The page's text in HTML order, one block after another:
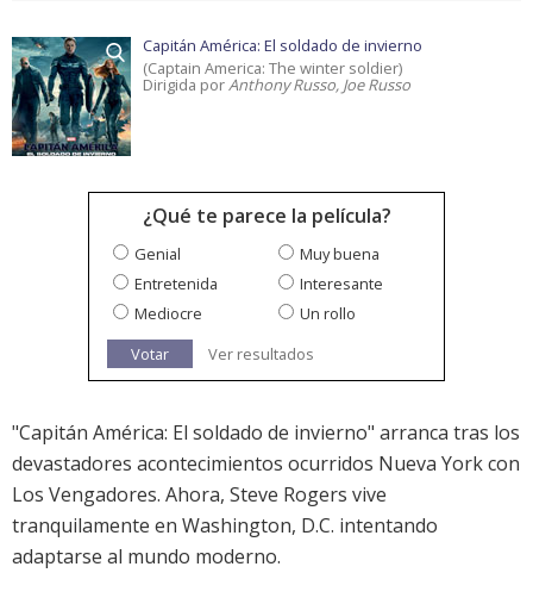
Capitán América: El soldado de invierno
(Captain America: The winter soldier)
Dirigida porAnthony Russo, Joe Russo
¿Qué te parece la película?
Genial
Muy buena
Entretenida
Interesante
Mediocre
Un rollo
Votar
Ver resultados
"Capitán América: El soldado de invierno" arranca tras los
devastadores acontecimientos ocurridos Nueva York con
Los Vengadores. Ahora, Steve Rogers vive
tranquilamente en Washington, D.C. intentando
adaptarse al mundo moderno.